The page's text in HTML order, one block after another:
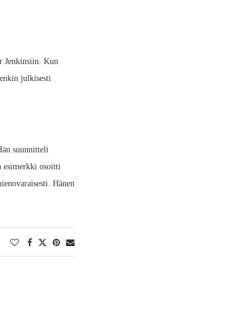
Jenkinsiin. Kun
julkisesti
suunnitteli
esimerkki osoitti
Hänen